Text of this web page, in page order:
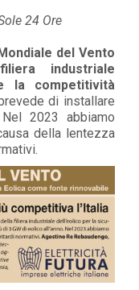
24 Ore
del Vento
filiera industriale
la competitività
di installare
2023 abbiamo
della lentezza